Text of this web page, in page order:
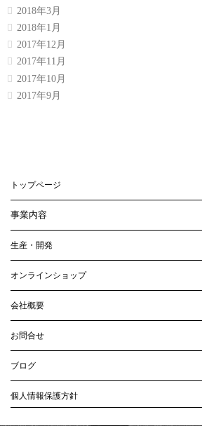
2018年3月
2018年1月
2017年12月
2017年11月
2017年10月
2017年9月
トップページ
事業内容
生産・開発
オンラインショップ
会社概要
お問合せ
ブログ
個人情報保護方針